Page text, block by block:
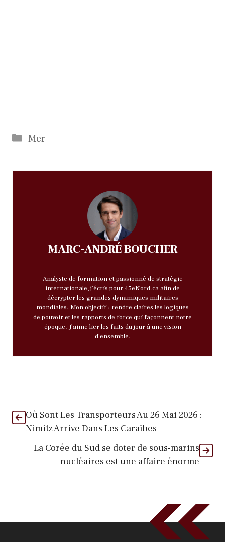
Catégories
Mer
MARC-ANDRÉ BOUCHER
Analyste de formation et passionné de stratégie
internationale, j’écris pour 45eNord.ca afin de
décrypter les grandes dynamiques militaires
mondiales. Mon objectif : rendre claires les logiques
de pouvoir et les rapports de force qui façonnent notre
époque. J’aime lier les faits du jour à une vision
d’ensemble.
Où Sont Les Transporteurs Au 26 Mai 2026 :
Nimitz Arrive Dans Les Caraïbes
La Corée du Sud se doter de sous-marins
nucléaires est une affaire énorme